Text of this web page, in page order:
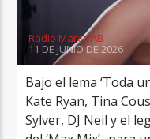
Radio Marca AB
11 DE JUNIO DE 2026
Bajo el lema ‘Toda
Kate Ryan, Tina
Sylver, DJ Neil y el